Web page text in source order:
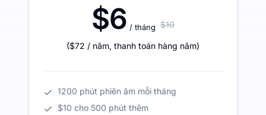
$6 / tháng $10
($72 / năm, thanh toán hàng năm)
1200 phút phiên âm mỗi tháng
$10 cho 500 phút thêm